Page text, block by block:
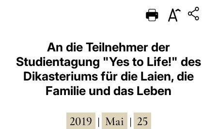
PORTUGUÊS
ESPAÑOL
DEUTSCH
POLSKI
العربيّة
An die Teilnehmer der
Studientagung "Yes to Life!" des
Dikasteriums für die Laien, die
Familie und das Leben
2019 Mai 25